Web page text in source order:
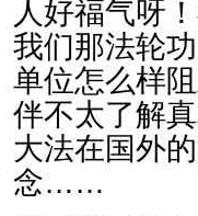
人好福气呀
我们那法轮
单位怎么样
伴不太了解
大法在国外
念……